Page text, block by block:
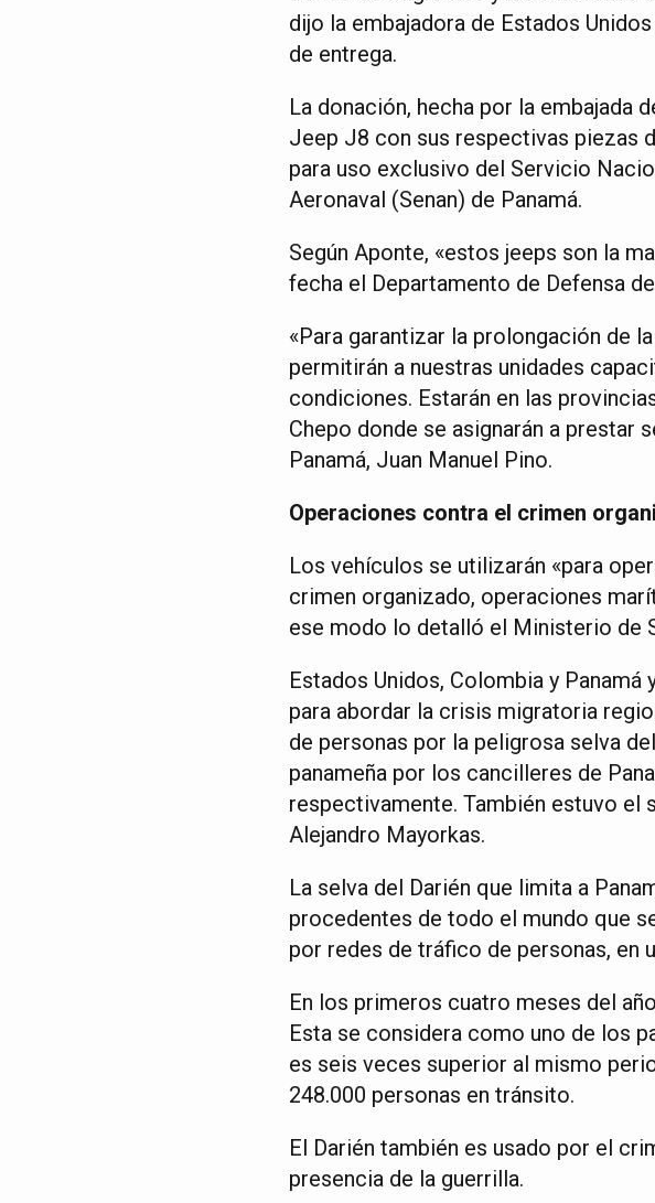
dijo la embajadora de Estados
de entrega.
La donación, hecha por la embajada
Jeep J8 con sus respectivas piezas
para uso exclusivo del Servicio
Aeronaval (Senan) de Panamá.
Según Aponte, «estos jeeps son la
fecha el Departamento de Defensa
«Para garantizar la prolongación de
permitirán a nuestras unidades
condiciones. Estarán en las
Chepo donde se asignarán a prestar
Panamá, Juan Manuel Pino.
Operaciones contra el crimen
Los vehículos se utilizarán «para
crimen organizado, operaciones
ese modo lo detalló el Ministerio de
Estados Unidos, Colombia y
para abordar la crisis migratoria
de personas por la peligrosa selva
panameña por los cancilleres de
respectivamente. También estuvo el
Alejandro Mayorkas.
La selva del Darién que limita a
procedentes de todo el mundo que
por redes de tráfico de personas, en
En los primeros cuatro meses del
Esta se considera como uno de los
es seis veces superior al mismo
248.000 personas en tránsito.
El Darién también es usado por el
presencia de la guerrilla.